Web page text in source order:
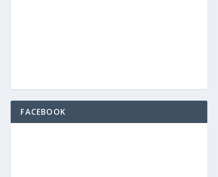
FACEBOOK